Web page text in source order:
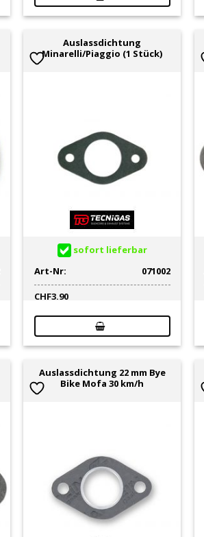
Auslassdichtung
Minarelli/Piaggio (1 Stück)
sofort lieferbar
Art-Nr:
071002
CHF3.90
Auslassdichtung 22 mm Bye
Bike Mofa 30 km/h